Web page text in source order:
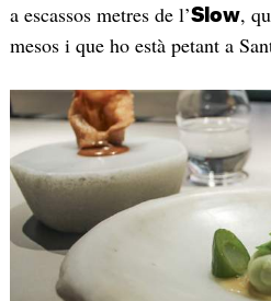
a escassos metres de l’Slow,
mesos i que ho està petant a